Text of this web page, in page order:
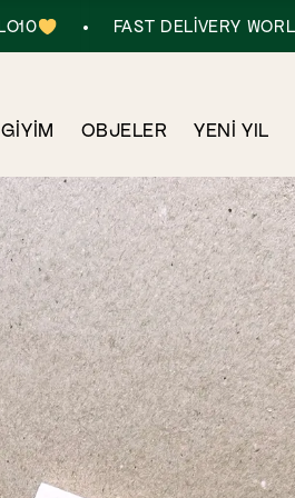
• FAST DELIVERY
GIYIM OBJELER YENI YIL